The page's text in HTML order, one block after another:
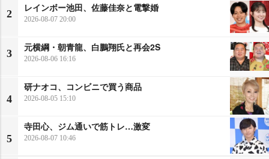
2
レインボー池田、佐藤佳奈と電撃婚
2026-08-07 20:00
3
元横綱・朝青龍、白鵬翔氏と再会2S
2026-08-06 16:16
4
研ナオコ、コンビニで買う商品
2026-08-05 15:10
5
寺田心、ジム通いで筋トレ…激変
2026-08-07 10:46